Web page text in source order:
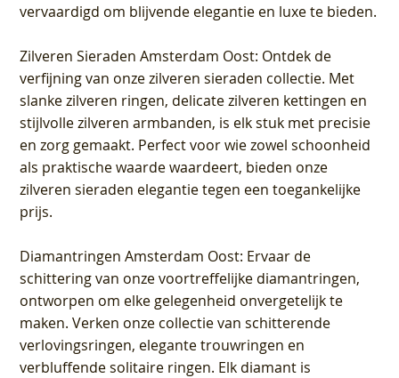
vervaardigd om blijvende elegantie en luxe te bieden.
Zilveren Sieraden Amsterdam Oost: Ontdek de
verfijning van onze zilveren sieraden collectie. Met
slanke zilveren ringen, delicate zilveren kettingen en
stijlvolle zilveren armbanden, is elk stuk met precisie
en zorg gemaakt. Perfect voor wie zowel schoonheid
als praktische waarde waardeert, bieden onze
zilveren sieraden elegantie tegen een toegankelijke
prijs.
Diamantringen Amsterdam Oost: Ervaar de
schittering van onze voortreffelijke diamantringen,
ontworpen om elke gelegenheid onvergetelijk te
maken. Verken onze collectie van schitterende
verlovingsringen, elegante trouwringen en
verbluffende solitaire ringen. Elk diamant is